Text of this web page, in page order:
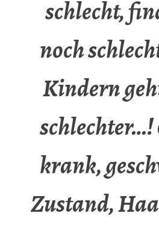
schlecht,
noch
Kindern
schlechter…!
krank,
Zustand,